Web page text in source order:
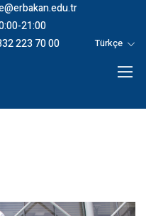
21:00
223 70 00 Türkçe